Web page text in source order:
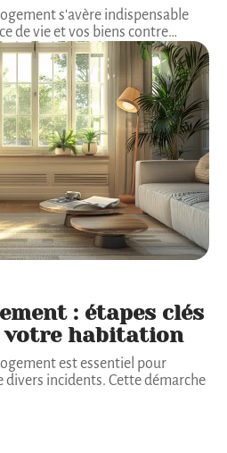
s'avère indispensable
de vie et vos biens contre…
: étapes clés
habitation
est essentiel pour
divers incidents. Cette démarche